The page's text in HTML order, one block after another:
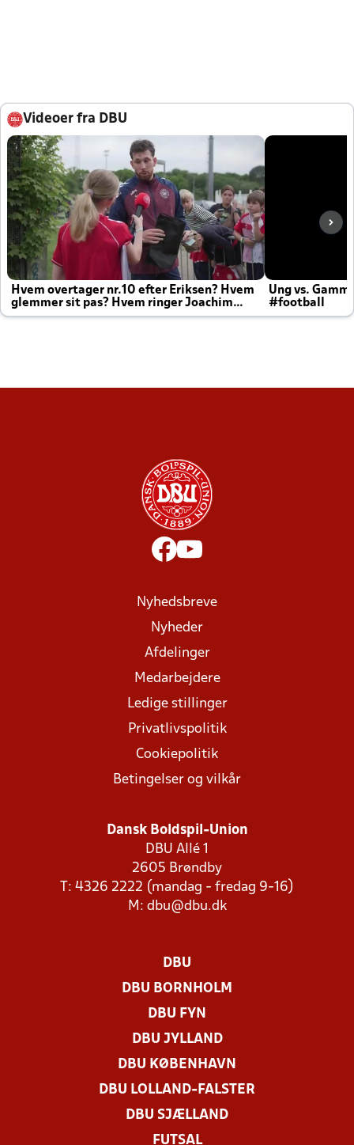
Videoer fra DBU
Hvem overtager nr.10 efter Eriksen? Hvem
glemmer sit pas? Hvem ringer Joachim
altid til efter kampe?
Ung vs.
#football
Nyhedsbreve
Nyheder
Afdelinger
Medarbejdere
Ledige stillinger
Privatlivspolitik
Cookiepolitik
Betingelser og vilkår
Dansk Boldspil-Union
DBU Allé 1
2605 Brøndby
T: 4326 2222 (mandag - fredag 9-16)
M: dbu@dbu.dk
DBU
DBU BORNHOLM
DBU FYN
DBU JYLLAND
DBU KØBENHAVN
DBU LOLLAND-FALSTER
DBU SJÆLLAND
FUTSAL